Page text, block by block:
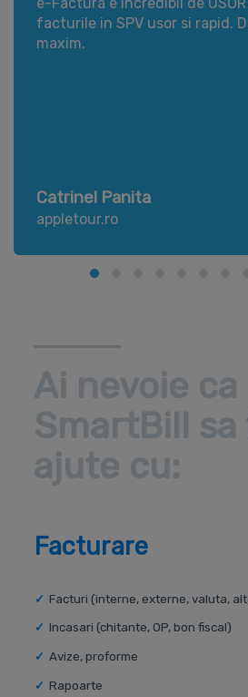
facturile in SPV usor si rapid.
maxim.
Catrinel Panita
appletour.ro
Ai nevoie ca
SmartBill sa
ajute cu:
Facturare
Facturi (interne, externe, valuta,
Incasari (chitante, OP, bon fiscal)
Avize, proforme
Rapoarte